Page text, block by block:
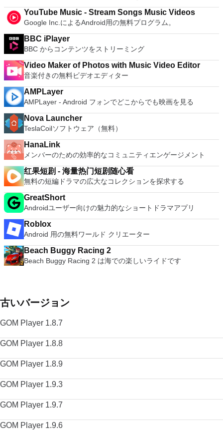
YouTube Music - Stream Songs Music Videos
Google Inc.によるAndroid用の無料プログラム。
BBC iPlayer
BBC からコンテンツをストリーミング
Video Maker of Photos with Music Video Editor
音楽付きの無料ビデオエディター
AMPLayer
AMPLayer - Android フォンでどこからでも映画を見る
Nova Launcher
TeslaCoilソフトウェア（無料）
HanaLink
メンバーのための効率的なコミュニティエンゲージメント
红果短剧 - 海量热门短剧随心看
無料の短編ドラマの広大なコレクションを探求する
GreatShort
Androidユーザー向けの魅力的なショートドラマアプリ
Roblox
Android 用の無料ワールド クリエーター
Beach Buggy Racing 2
Beach Buggy Racing 2 は海での楽しいライドです
古いバージョン
GOM Player 1.8.7
GOM Player 1.8.8
GOM Player 1.8.9
GOM Player 1.9.3
GOM Player 1.9.7
GOM Player 1.9.6